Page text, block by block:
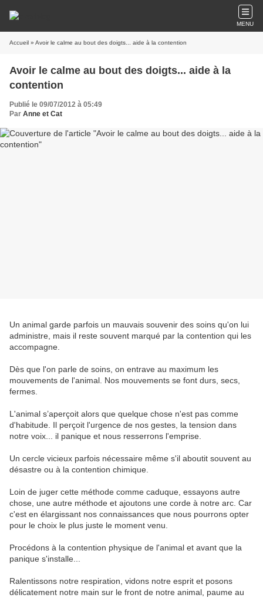
MENU
Accueil » Avoir le calme au bout des doigts... aide à la contention
Avoir le calme au bout des doigts... aide à la
contention
Publié le 09/07/2012 à 05:49
Par Anne et Cat
Un animal garde parfois un mauvais souvenir des soins qu'on lui
administre, mais il reste souvent marqué par la contention qui les
accompagne.
Dès que l'on parle de soins, on entrave au maximum les
mouvements de l'animal. Nos mouvements se font durs, secs,
fermes.
L'animal s’aperçoit alors que quelque chose n'est pas comme
d'habitude. Il perçoit l'urgence de nos gestes, la tension dans
notre voix... il panique et nous resserrons l'emprise.
Un cercle vicieux parfois nécessaire même s'il aboutit souvent au
désastre ou à la contention chimique.
Loin de juger cette méthode comme caduque, essayons autre
chose, une autre méthode et ajoutons une corde à notre arc. Car
c'est en élargissant nos connaissances que nous pourrons opter
pour le choix le plus juste le moment venu.
Procédons à la contention physique de l'animal et avant que la
panique s'installe...
Ralentissons notre respiration, vidons notre esprit et posons
délicatement notre main sur le front de notre animal, paume au